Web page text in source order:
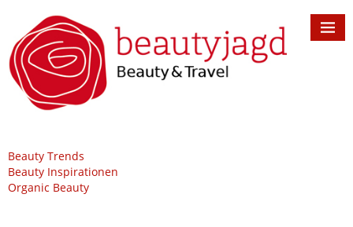
Beauty Trends
Beauty Inspirationen
Organic Beauty